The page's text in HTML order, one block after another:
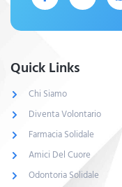
Quick Links
Chi Siamo
Diventa Volontario
Farmacia Solidale
Amici Del Cuore
Odontoria Solidale